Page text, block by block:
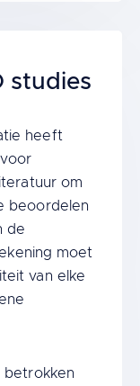
studies
heeft
om
beoordelen
de
moet
van elke
betrokken